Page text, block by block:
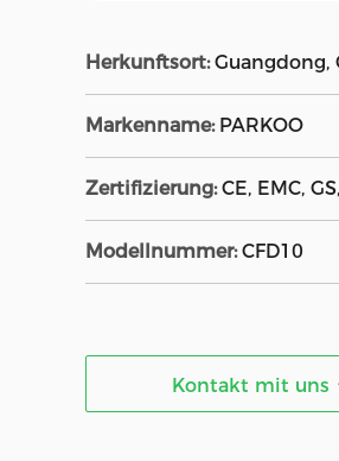
Herkunftsort: Guangdong,
Markenname: PARKOO
Zertifizierung: CE, EMC,
Modellnummer: CFD10
Kontakt mit uns